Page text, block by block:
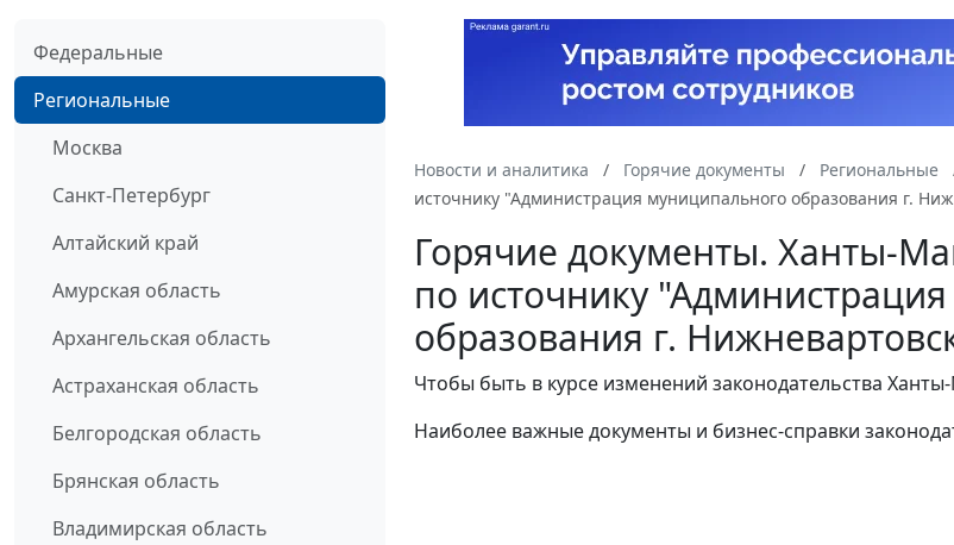
Федеральные
Региональные
Москва
Санкт-Петербург
Алтайский край
Амурская область
Архангельская область
Астраханская область
Белгородская область
Брянская область
Владимирская область
Новости и аналитика Горячие документы Региональные
источнику "Администрация муниципального образования г.
Горячие документы. Ханты-
по источнику
образования г.
Чтобы быть в курсе изменений законодательства
Наиболее важные документы и бизнес-справки